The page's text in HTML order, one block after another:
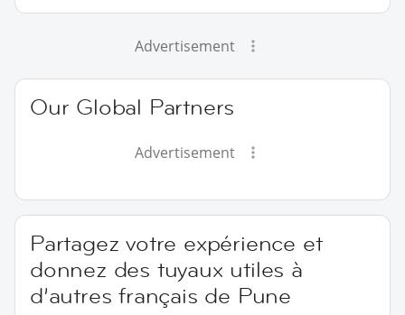
Advertisement
Our Global Partners
Advertisement
Partagez votre expérience et
donnez des tuyaux utiles à
d’autres français de Pune